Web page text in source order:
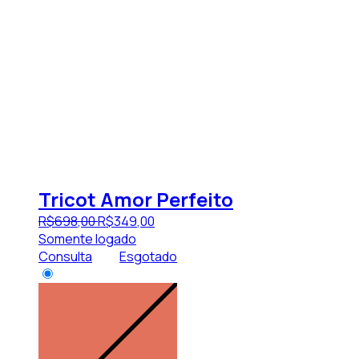
Tricot Amor Perfeito
R$698,00R$349,00
Somente logado
Consulta
Esgotado